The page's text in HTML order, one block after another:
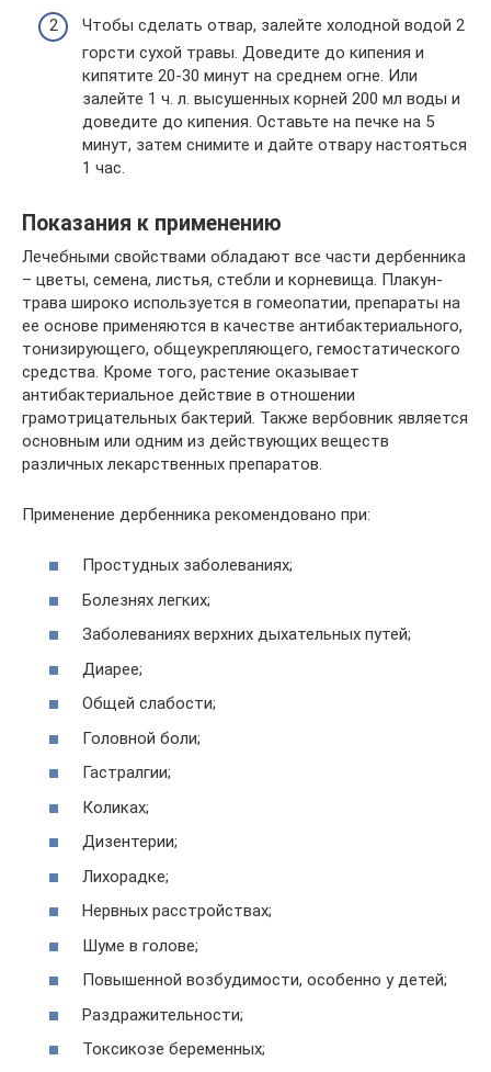
Чтобы сделать отвар, залейте холодной водой 2
горсти сухой травы. Доведите до кипения и
кипятите 20-30 минут на среднем огне. Или
залейте 1 ч. л. высушенных корней 200 мл воды и
доведите до кипения. Оставьте на печке на 5
минут, затем снимите и дайте отвару настояться
1 час.
Показания к применению
Лечебными свойствами обладают все части дербенника
– цветы, семена, листья, стебли и корневища. Плакун-
трава широко используется в гомеопатии, препараты на
ее основе применяются в качестве антибактериального,
тонизирующего, общеукрепляющего, гемостатического
средства. Кроме того, растение оказывает
антибактериальное действие в отношении
грамотрицательных бактерий. Также вербовник является
основным или одним из действующих веществ
различных лекарственных препаратов.
Применение дербенника рекомендовано при:
Простудных заболеваниях;
Болезнях легких;
Заболеваниях верхних дыхательных путей;
Диарее;
Общей слабости;
Головной боли;
Гастралгии;
Коликах;
Дизентерии;
Лихорадке;
Нервных расстройствах;
Шуме в голове;
Повышенной возбудимости, особенно у детей;
Раздражительности;
Токсикозе беременных;